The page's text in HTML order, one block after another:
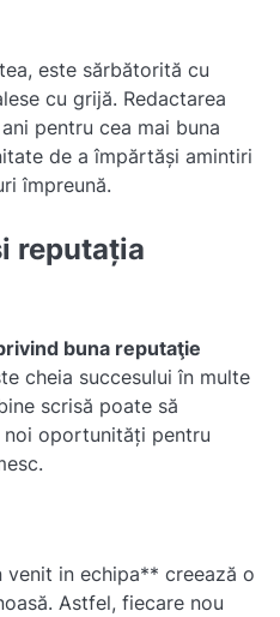
este sărbătorită cu
cu grijă. Redactarea
pentru cea mai buna
de a împărtăși amintiri
împreună.
reputația
buna reputaţie
cheia succesului în multe
scrisă poate să
oportunități pentru
in echipa** creează o
Astfel, fiecare nou